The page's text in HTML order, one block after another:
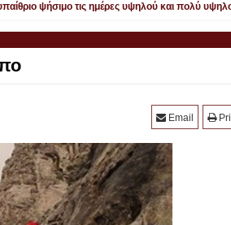
ψήσιμο τις ημέρες υψηλού και πολύ υψηλού
Email